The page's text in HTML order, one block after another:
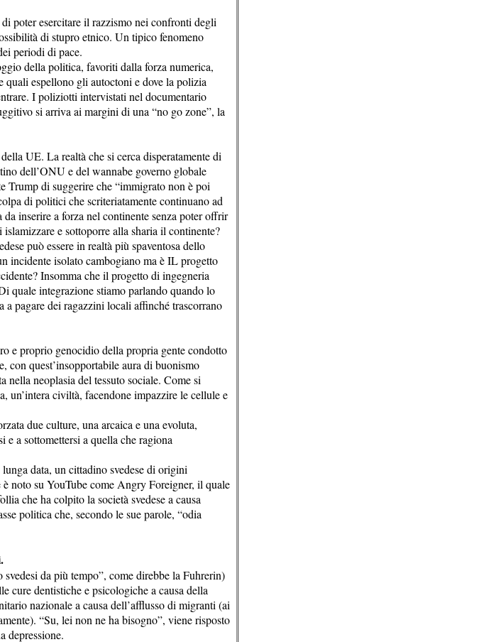
poter esercitare il razzismo nei confronti degli
di stupro etnico. Un tipico fenomeno
periodi di pace.
della politica, favoriti dalla forza numerica,
espellono gli autoctoni e dove la polizia
I poliziotti intervistati nel documentario
si arriva ai margini di una “no go zone”, la
UE. La realtà che si cerca disperatamente di
dell’ONU e del wannabe governo globale
Trump di suggerire che “immigrato non è poi
di politici che scriteriatamente continuano ad
inserire a forza nel continente senza poter offrir
e sottoporre alla sharia il continente?
può essere in realtà più spaventosa dello
incidente isolato cambogiano ma è IL progetto
Insomma che il progetto di ingegneria
quale integrazione stiamo parlando quando lo
a pagare dei ragazzini locali affinché trascorrano
e proprio genocidio della propria gente condotto
con quest’insopportabile aura di buonismo
nella neoplasia del tessuto sociale. Come si
un’intera civiltà, facendone impazzire le cellule e
due culture, una arcaica e una evoluta,
e a sottomettersi a quella che ragiona
data, un cittadino svedese di origini
noto su YouTube come Angry Foreigner, il quale
che ha colpito la società svedese a causa
politica che, secondo le sue parole, “odia
da più tempo”, come direbbe la Fuhrerin)
cure dentistiche e psicologiche a causa della
nazionale a causa dell’afflusso di migranti (ai
“Su, lei non ne ha bisogno”, viene risposto
depressione.